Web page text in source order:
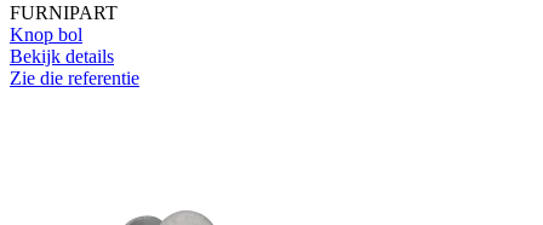
FURNIPART
Knop bol
Bekijk details
Zie die referentie